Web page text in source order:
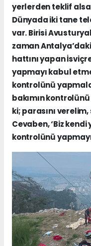
yerlerden teklif
Dünyada iki tane
var. Birisi
zaman
hattını yapan
yapmayı kabul
kontrolünü
bakımın
ki; parasını
Cevaben, ‘Biz kendi
kontrolünü